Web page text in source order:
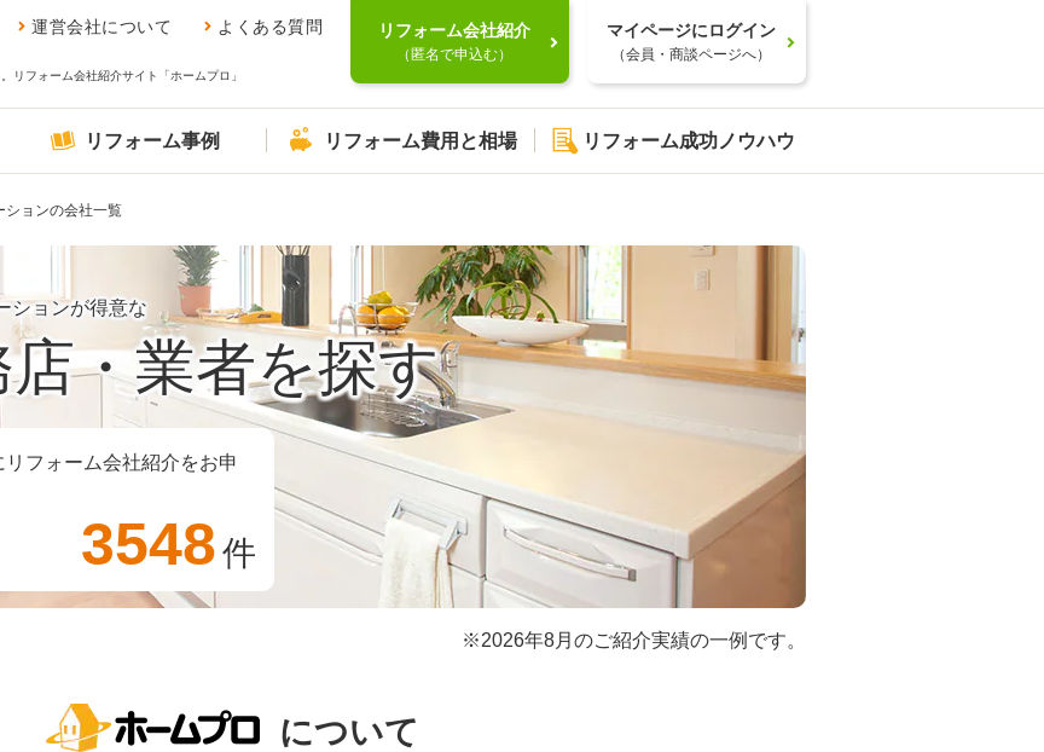
運営会社について よくある質問
リフォーム会社紹介サイト「ホームプロ」
リフォーム会社紹介
（匿名で申込む）
マイページにログイン
（会員・商談ページへ）
リフォーム事例 リフォーム費用と相場 リフォーム成功ノウハウ
ションの会社一覧
ションが得意な
・業者を探す
フォーム会社紹介をお申
3548件
※2026年8月のご紹介実績の一例です。
について